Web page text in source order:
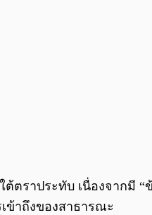
ต้ตราประทับ เนื่องจากมี
ข้าถึงของสาธารณะ